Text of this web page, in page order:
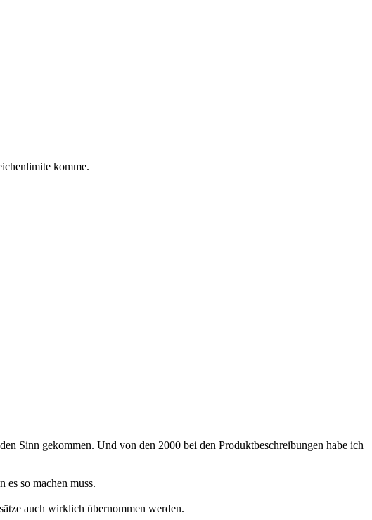
komme.
Sinn gekommen. Und von den 2000 bei den Produktbeschreibungen habe ich
so machen muss.
auch wirklich übernommen werden.